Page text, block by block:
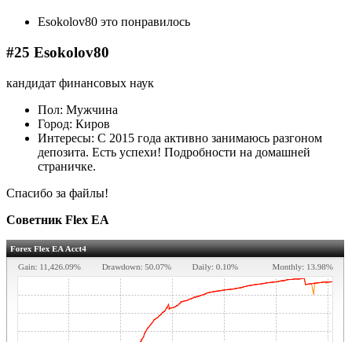
Esokolov80 это понравилось
#25 Esokolov80
кандидат финансовых наук
Пол: Мужчина
Город: Киров
Интересы: С 2015 года активно занимаюсь разгоном
депозита. Есть успехи! Подробности на домашней
страничке.
Спасибо за файлы!
Советник Flex EA